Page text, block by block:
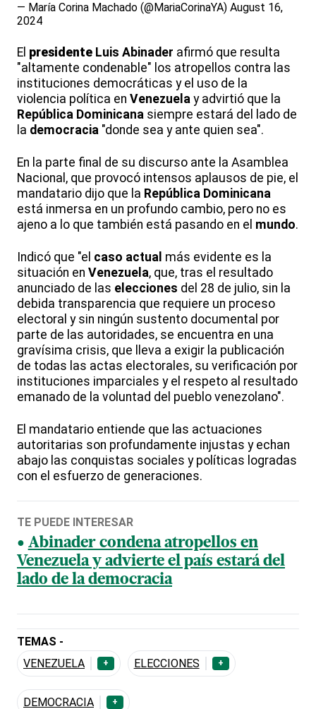
— María Corina Machado (@MariaCorinaYA) August 16,
2024
El presidente Luis Abinader afirmó que resulta
"altamente condenable" los atropellos contra las
instituciones democráticas y el uso de la
violencia política en Venezuela y advirtió que la
República Dominicana siempre estará del lado de
la democracia "donde sea y ante quien sea".
En la parte final de su discurso ante la Asamblea
Nacional, que provocó intensos aplausos de pie, el
mandatario dijo que la República Dominicana
está inmersa en un profundo cambio, pero no es
ajeno a lo que también está pasando en el mundo.
Indicó que "el caso actual más evidente es la
situación en Venezuela, que, tras el resultado
anunciado de las elecciones del 28 de julio, sin la
debida transparencia que requiere un proceso
electoral y sin ningún sustento documental por
parte de las autoridades, se encuentra en una
gravísima crisis, que lleva a exigir la publicación
de todas las actas electorales, su verificación por
instituciones imparciales y el respeto al resultado
emanado de la voluntad del pueblo venezolano".
El mandatario entiende que las actuaciones
autoritarias son profundamente injustas y echan
abajo las conquistas sociales y políticas logradas
con el esfuerzo de generaciones.
TE PUEDE INTERESAR
Abinader condena atropellos en
Venezuela y advierte el país estará del
lado de la democracia
TEMAS -
VENEZUELA
+ ELECCIONES +
DEMOCRACIA +